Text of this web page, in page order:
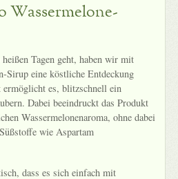
Wassermelone-
Tagen geht, haben wir mit
Sirup eine köstliche Entdeckung
ermöglicht es, blitzschnell ein
Dabei beeindruckt das Produkt
Wassermelonenaroma, ohne dabei
wie Aspartam
dass es sich einfach mit